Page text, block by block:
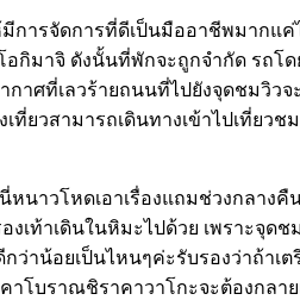
ารจัดการที่ดีเป็นมืออาชีพมากแ
มาจิ ดังนั้นที่พักจะถูกจำกัด รถโ
ศที่เลวร้ายถนนที่ไปยังจุดชมวิว
ยวสามารถเดินทางเข้าไปเที่ยว
าวโหดเอาเรื่องแถมช่วงกลาง
เท้าเดินในหิมะไปด้วย เพราะจุ
าน้อยเป็นไหนๆค่ะรับรองว่าถ้าเ
โบราณชิราคาวาโกะจะต้องกล